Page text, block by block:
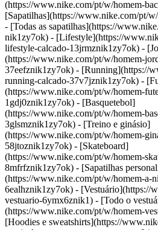
(https://www.nike.com/pt/w/homem-
[Sapatilhas](https://www.nike.com/pt/
- [Todas as sapatilhas](https://
nik1zy7ok) - [Lifestyle](https://
lifestyle-calcado-13jrmznik1zy7ok) -
(https://www.nike.com/pt/w/homem-
37eefznik1zy7ok) - [Running](https://
running-calcado-37v7jznik1zy7ok) -
(https://www.nike.com/pt/w/homem-
1gdj0znik1zy7ok) - [Basquetebol]
(https://www.nike.com/pt/w/homem-
3glsmznik1zy7ok) - [Treino e ginásio]
(https://www.nike.com/pt/w/homem-
58jtoznik1zy7ok) - [Skateboard]
(https://www.nike.com/pt/w/homem-
8mfrfznik1zy7ok) - [Sapatilhas
(https://www.nike.com/pt/w/homem-a-
6ealhznik1zy7ok) - [Vestuário](https://
vestuario-6ymx6znik1) - [Todo o
(https://www.nike.com/pt/w/homem-
[Hoodies e sweatshirts](https://